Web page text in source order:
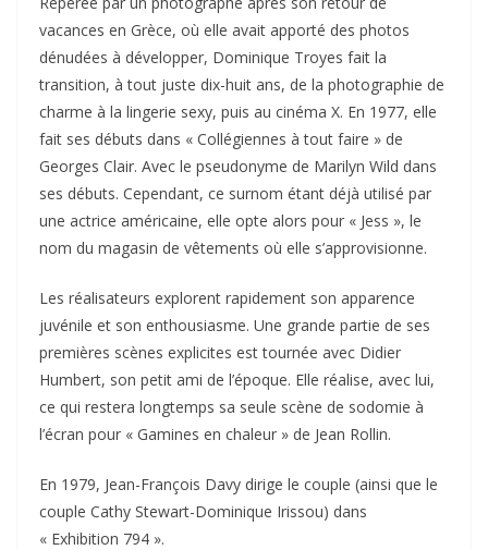
vacances en Grèce, où elle avait apporté des photos
dénudées à développer, Dominique Troyes fait la
transition, à tout juste dix-huit ans, de la photographie de
charme à la lingerie sexy, puis au cinéma X. En 1977, elle
fait ses débuts dans « Collégiennes à tout faire » de
Georges Clair. Avec le pseudonyme de Marilyn Wild dans
ses débuts. Cependant, ce surnom étant déjà utilisé par
une actrice américaine, elle opte alors pour « Jess », le
nom du magasin de vêtements où elle s’approvisionne.
Les réalisateurs explorent rapidement son apparence
juvénile et son enthousiasme. Une grande partie de ses
premières scènes explicites est tournée avec Didier
Humbert, son petit ami de l’époque. Elle réalise, avec lui,
ce qui restera longtemps sa seule scène de sodomie à
l’écran pour « Gamines en chaleur » de Jean Rollin.
En 1979, Jean-François Davy dirige le couple (ainsi que le
couple Cathy Stewart-Dominique Irissou) dans
« Exhibition 794 ».